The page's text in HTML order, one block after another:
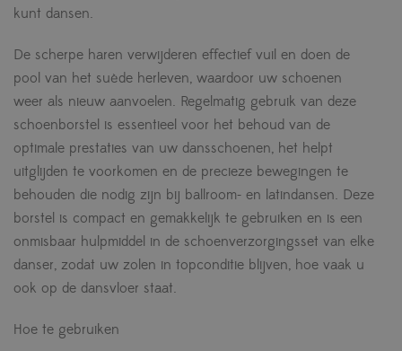
kunt dansen.
De scherpe haren verwijderen effectief vuil en doen de
pool van het suède herleven, waardoor uw schoenen
weer als nieuw aanvoelen. Regelmatig gebruik van deze
schoenborstel is essentieel voor het behoud van de
optimale prestaties van uw dansschoenen, het helpt
uitglijden te voorkomen en de precieze bewegingen te
behouden die nodig zijn bij ballroom- en latindansen. Deze
borstel is compact en gemakkelijk te gebruiken en is een
onmisbaar hulpmiddel in de schoenverzorgingsset van elke
danser, zodat uw zolen in topconditie blijven, hoe vaak u
ook op de dansvloer staat.
Hoe te gebruiken